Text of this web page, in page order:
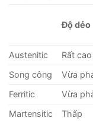
Độ dẻo
Austenitic Rất cao
Song công
Vừa
Ferritic
Vừa
Martensitic
Thấp